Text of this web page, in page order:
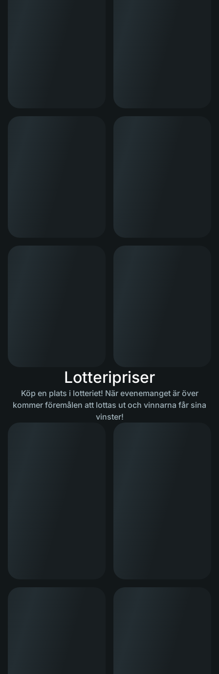
Lotteripriser
Köp en plats i lotteriet! När evenemanget är över
kommer föremålen att lottas ut och vinnarna får sina
vinster!